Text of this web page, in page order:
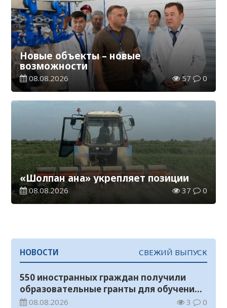
Новые объекты – новые
возможности
08.08.2026 57 0
«Шолпан ана» укрепляет позиции
08.08.2026 37 0
НОВОСТИ СВЕЖИЙ ВЫПУСК
550 иностранных граждан получили
образовательные гранты для обучения в
Казахстане
08.08.2026 3 0